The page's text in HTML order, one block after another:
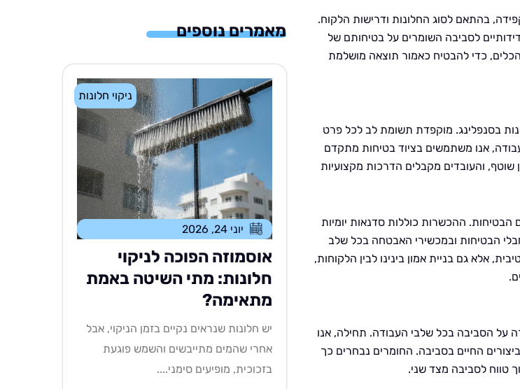
בהתאם לסוג החלונות ודרישות הלקוח.
לסביבה השומרים על בטיחותם של
כדי להבטיח כאמור תוצאה מושלמת
בסנפלינג. מוקפדת תשומת לב לכל פרט
אנו משתמשים בציוד בטיחות מתקדם
שוטף, והעובדים מקבלים הדרכות מקצועיות
הבטיחות. ההכשרות כוללות סדנאות יומיות
הבטיחות ובמכשירי האבטחה בכל שלב
אלא גם בניית אמון בינינו לבין הלקוחות,
על הסביבה בכל שלבי העבודה. תחילה, אנו
החיים בסביבה. החומרים נבחרים כך
טווח לסביבה מצד שני.
מאמרים נוספים
ניקוי חלונות
יוני 24, 2026
אוסמוזה הפוכה לניקוי
חלונות: מתי השיטה באמת
מתאימה?
יש חלונות שנראים נקיים בזמן הניקוי, אבל
אחרי שהמים מתייבשים והשמש פוגעת
בזכוכית, מופיעים סימני....